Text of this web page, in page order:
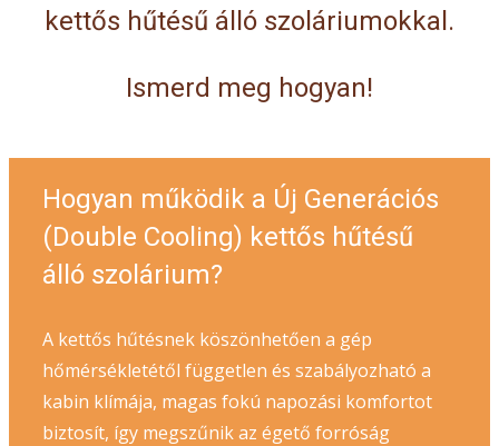
kettős hűtésű álló szoláriumokkal.
Ismerd meg hogyan!
Hogyan működik a Új Generációs
(Double Cooling) kettős hűtésű
álló szolárium?
A kettős hűtésnek köszönhetően a gép
hőmérsékletétől független és szabályozható a
kabin klímája, magas fokú napozási komfortot
biztosít, így megszűnik az égető forróság